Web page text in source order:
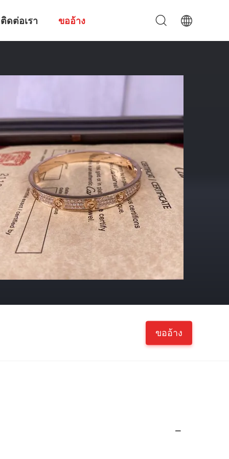
ติดต่อเรา ขออ้าง
ขออ้าง